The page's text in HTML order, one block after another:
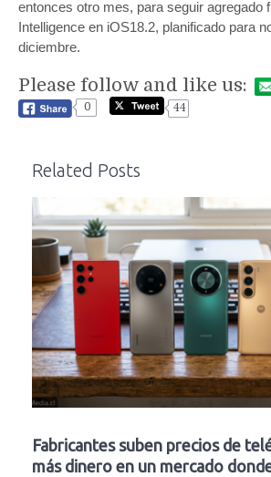
entonces otro mes, para seguir agregado
Intelligence en iOS18.2, planificado para
diciembre.
Please follow and like us:
0
44
Related Posts
Fabricantes suben precios de
más dinero en un mercado